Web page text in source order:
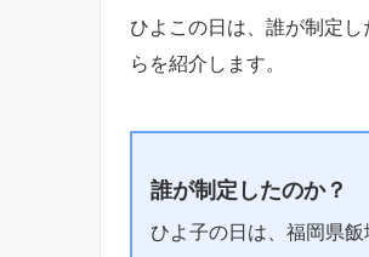
ひよこの日は、誰が制定
らを紹介します。
誰が制定したのか？
ひよ子の日は、福岡県飯